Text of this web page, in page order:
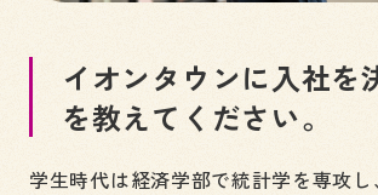
イオンタウンに入社を
を教えてください。
学生時代は経済学部で統計学を専攻